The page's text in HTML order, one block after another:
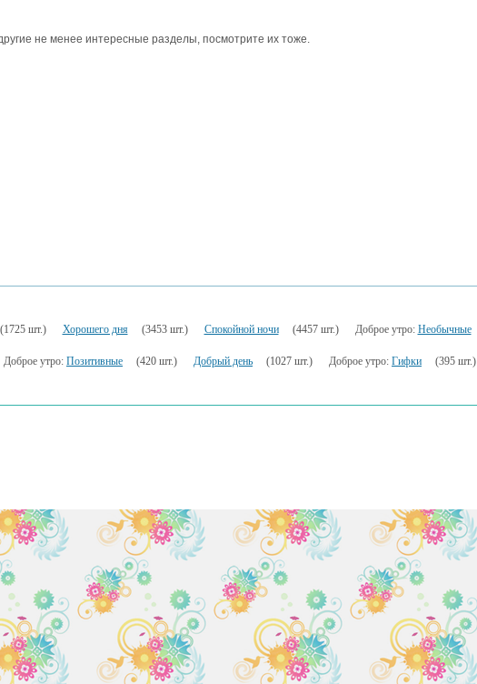
не менее интересные разделы, посмотрите их тоже.
(1725 шт.) Хорошего дня (3453 шт.) Спокойной ночи (4457 шт.) Доброе утро: Необычные
Доброе утро: Позитивные (420 шт.) Добрый день (1027 шт.) Доброе утро: Гифки (395 шт.)